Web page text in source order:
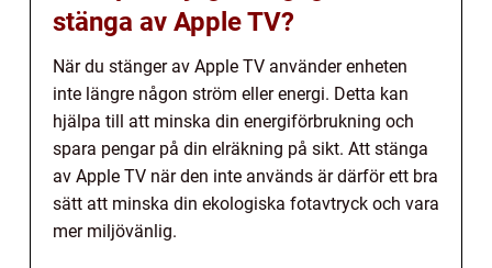
stänga av Apple TV?
När du stänger av Apple TV använder enheten
inte längre någon ström eller energi. Detta kan
hjälpa till att minska din energiförbrukning och
spara pengar på din elräkning på sikt. Att stänga
av Apple TV när den inte används är därför ett bra
sätt att minska din ekologiska fotavtryck och vara
mer miljövänlig.